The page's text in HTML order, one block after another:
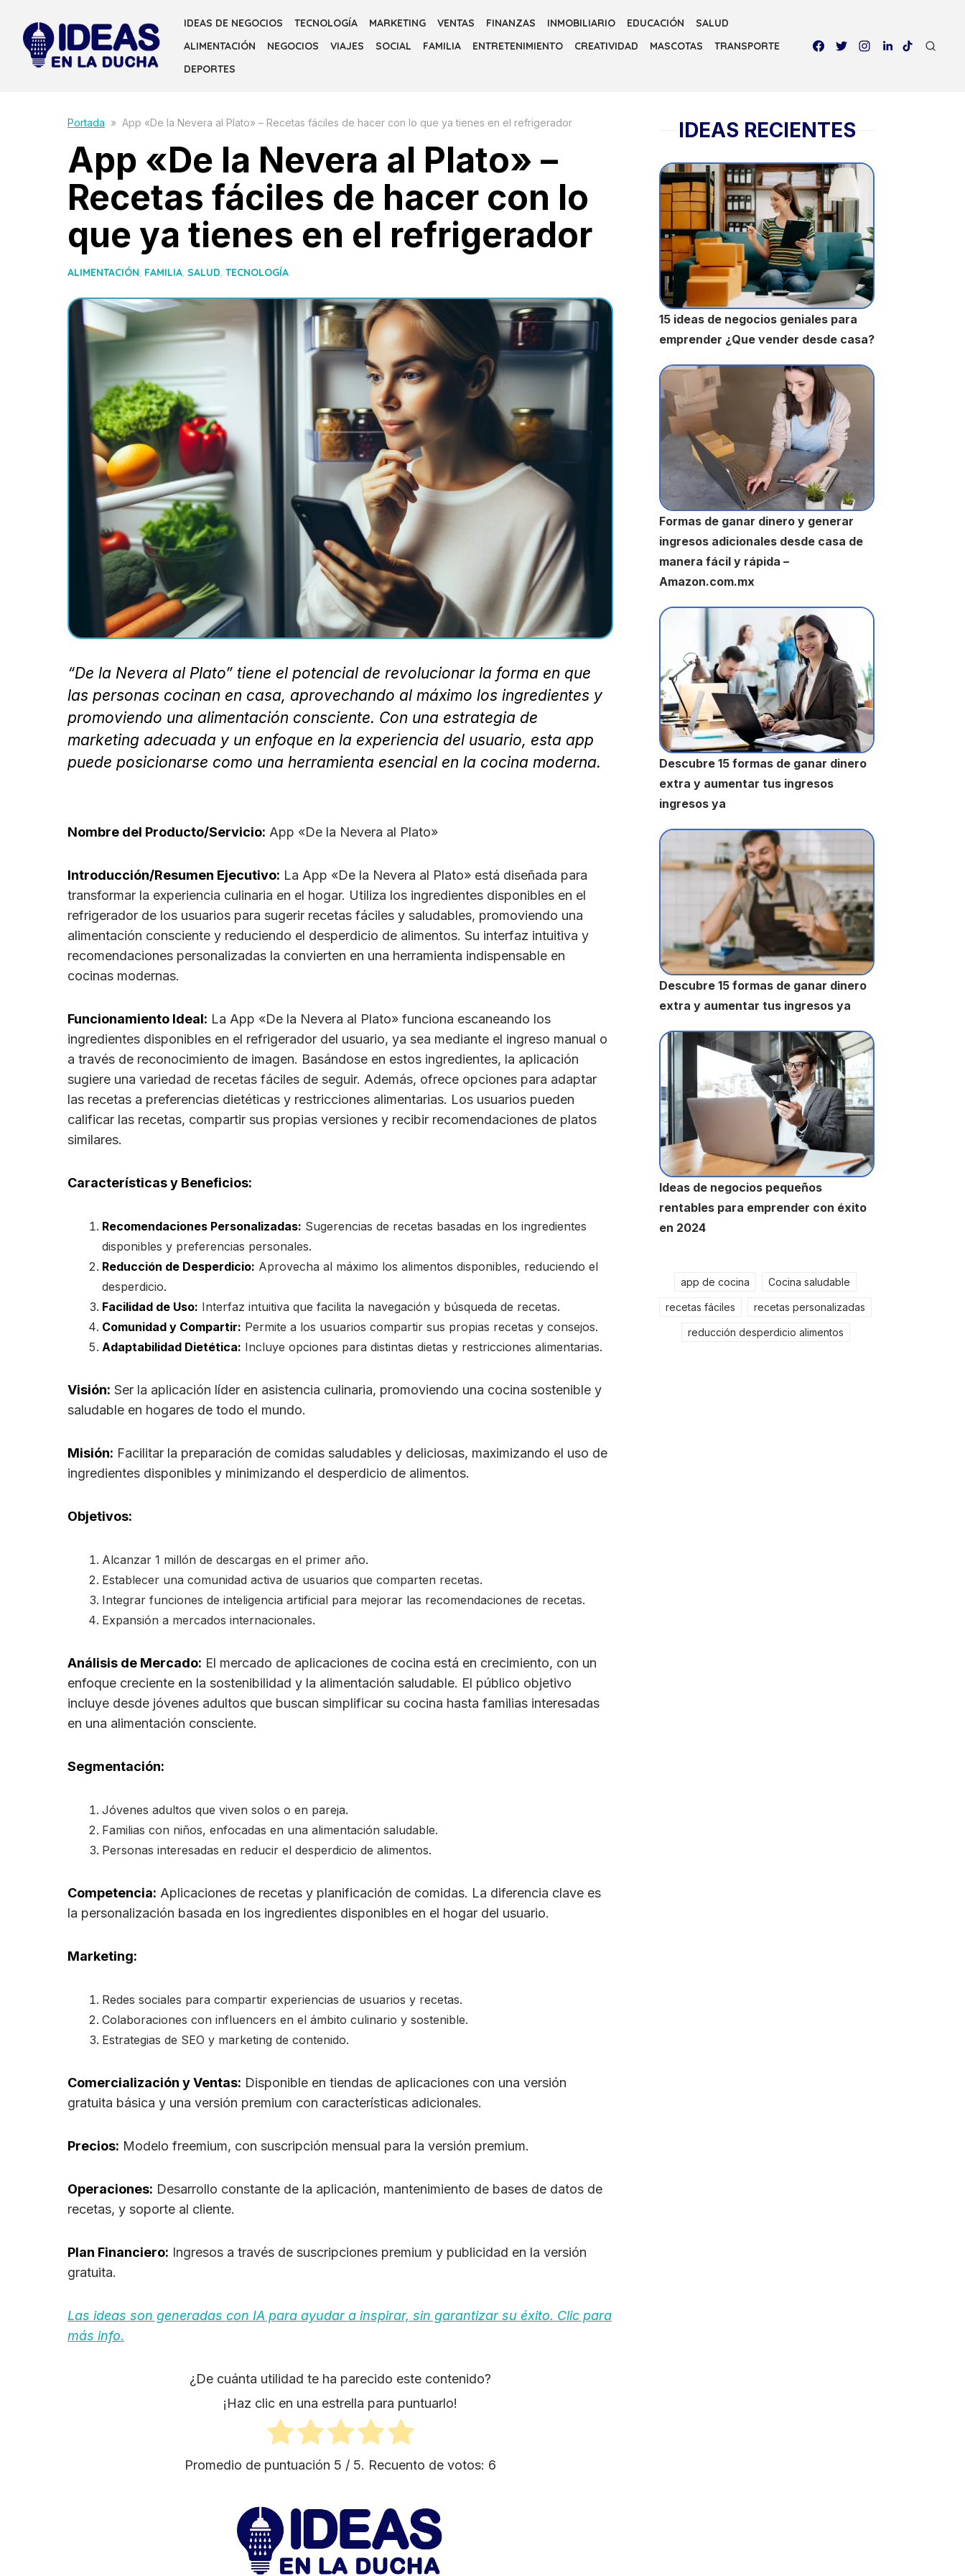
content
IDEAS DE NEGOCIOS TECNOLOGÍA MARKETING VENTAS FINANZAS INMOBILIARIO EDUCACIÓN
SALUD
ALIMENTACIÓN
NEGOCIOS VIAJES SOCIAL FAMILIA ENTRETENIMIENTO CREATIVIDAD MASCOTAS
TRANSPORTE
DEPORTES
Portada » App «De la Nevera al Plato» – Recetas fáciles de hacer con lo que ya tienes en el refrigerador
App «De la Nevera al Plato» –
Recetas fáciles de hacer con lo
que ya tienes en el refrigerador
ALIMENTACIÓN, FAMILIA, SALUD, TECNOLOGÍA
“De la Nevera al Plato” tiene el potencial de revolucionar la forma en que
las personas cocinan en casa, aprovechando al máximo los ingredientes y
promoviendo una alimentación consciente. Con una estrategia de
marketing adecuada y un enfoque en la experiencia del usuario, esta app
puede posicionarse como una herramienta esencial en la cocina moderna.
Nombre del Producto/Servicio: App «De la Nevera al Plato»
Introducción/Resumen Ejecutivo: La App «De la Nevera al Plato» está diseñada para
transformar la experiencia culinaria en el hogar. Utiliza los ingredientes disponibles en el
refrigerador de los usuarios para sugerir recetas fáciles y saludables, promoviendo una
alimentación consciente y reduciendo el desperdicio de alimentos. Su interfaz intuitiva y
recomendaciones personalizadas la convierten en una herramienta indispensable en
cocinas modernas.
Funcionamiento Ideal: La App «De la Nevera al Plato» funciona escaneando los
ingredientes disponibles en el refrigerador del usuario, ya sea mediante el ingreso manual o
a través de reconocimiento de imagen. Basándose en estos ingredientes, la aplicación
sugiere una variedad de recetas fáciles de seguir. Además, ofrece opciones para adaptar
las recetas a preferencias dietéticas y restricciones alimentarias. Los usuarios pueden
calificar las recetas, compartir sus propias versiones y recibir recomendaciones de platos
similares.
Características y Beneficios:
Recomendaciones Personalizadas: Sugerencias de recetas basadas en los ingredientes
disponibles y preferencias personales.
Reducción de Desperdicio: Aprovecha al máximo los alimentos disponibles, reduciendo el
desperdicio.
Facilidad de Uso: Interfaz intuitiva que facilita la navegación y búsqueda de recetas.
Comunidad y Compartir: Permite a los usuarios compartir sus propias recetas y consejos.
Adaptabilidad Dietética: Incluye opciones para distintas dietas y restricciones alimentarias.
Visión: Ser la aplicación líder en asistencia culinaria, promoviendo una cocina sostenible y
saludable en hogares de todo el mundo.
Misión: Facilitar la preparación de comidas saludables y deliciosas, maximizando el uso de
ingredientes disponibles y minimizando el desperdicio de alimentos.
Objetivos:
Alcanzar 1 millón de descargas en el primer año.
Establecer una comunidad activa de usuarios que comparten recetas.
Integrar funciones de inteligencia artificial para mejorar las recomendaciones de recetas.
Expansión a mercados internacionales.
Análisis de Mercado: El mercado de aplicaciones de cocina está en crecimiento, con un
enfoque creciente en la sostenibilidad y la alimentación saludable. El público objetivo
incluye desde jóvenes adultos que buscan simplificar su cocina hasta familias interesadas
en una alimentación consciente.
Segmentación:
Jóvenes adultos que viven solos o en pareja.
Familias con niños, enfocadas en una alimentación saludable.
Personas interesadas en reducir el desperdicio de alimentos.
Competencia: Aplicaciones de recetas y planificación de comidas. La diferencia clave es
la personalización basada en los ingredientes disponibles en el hogar del usuario.
Marketing:
Redes sociales para compartir experiencias de usuarios y recetas.
Colaboraciones con influencers en el ámbito culinario y sostenible.
Estrategias de SEO y marketing de contenido.
Comercialización y Ventas: Disponible en tiendas de aplicaciones con una versión
gratuita básica y una versión premium con características adicionales.
Precios: Modelo freemium, con suscripción mensual para la versión premium.
Operaciones: Desarrollo constante de la aplicación, mantenimiento de bases de datos de
recetas, y soporte al cliente.
Plan Financiero: Ingresos a través de suscripciones premium y publicidad en la versión
gratuita.
Las ideas son generadas con IA para ayudar a inspirar, sin garantizar su éxito. Clic para
más info.
¿De cuánta utilidad te ha parecido este contenido?
¡Haz clic en una estrella para puntuarlo!
Promedio de puntuación 5 / 5. Recuento de votos: 6
IDEAS RECIENTES
15 ideas de negocios geniales para
emprender ¿Que vender desde casa?
Formas de ganar dinero y generar
ingresos adicionales desde casa de
manera fácil y rápida –
Amazon.com.mx
Descubre 15 formas de ganar dinero
extra y aumentar tus ingresos
ingresos ya
Descubre 15 formas de ganar dinero
extra y aumentar tus ingresos ya
Ideas de negocios pequeños
rentables para emprender con éxito
en 2024
app de cocina Cocina saludable
recetas fáciles recetas personalizadas
reducción desperdicio alimentos